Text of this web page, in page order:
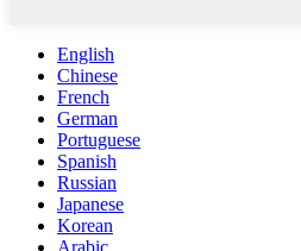
English
Chinese
French
German
Portuguese
Spanish
Russian
Japanese
Korean
Arabic